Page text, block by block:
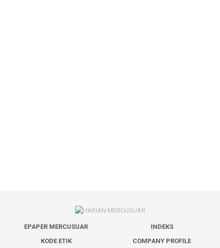
EPAPER MERCUSUAR
INDEKS
KODE ETIK
COMPANY PROFILE